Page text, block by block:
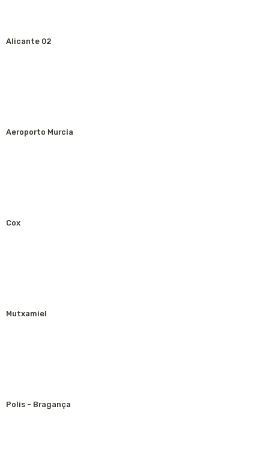
Alicante 02
Aeroporto Murcia
Cox
Mutxamiel
Polis - Bragança